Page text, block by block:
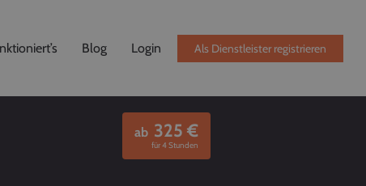
Blog Login Als Dienstleister registrieren
ab 325 €
für 4 Stunden